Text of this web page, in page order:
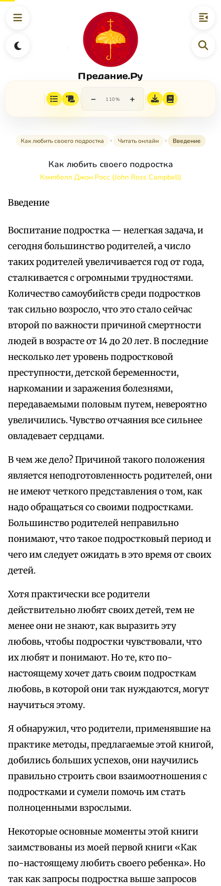
Предание.Ру
− 110% +
Как любить своего подростка Читать онлайн Введение
Как любить своего подростка
Кэмпбелл Джон Росс (John Ross Campbell)
Введение
Воспитание подростка — нелегкая задача, и
сегодня большинство родителей, а число
таких родителей увеличивается год от года,
сталкивается с огромными трудностями.
Количество самоубийств среди подростков
так сильно возросло, что это стало сейчас
второй по важности причиной смертности
людей в возрасте от 14 до 20 лет. В последние
несколько лет уровень подростковой
преступности, детской беременности,
наркомании и заражения болезнями,
передаваемыми половым путем, невероятно
увеличились. Чувство отчаяния все сильнее
овладевает сердцами.
В чем же дело? Причиной такого положения
является неподготовленность родителей, они
не имеют четкого представления о том, как
надо обращаться со своими подростками.
Большинство родителей неправильно
понимают, что такое подростковый период и
чего им следует ожидать в это время от своих
детей.
Хотя практически все родители
действительно любят своих детей, тем не
менее они не знают, как выразить эту
любовь, чтобы подростки чувствовали, что
их любят и понимают. Но те, кто по-
настоящему хочет дать своим подросткам
любовь, в которой они так нуждаются, могут
научиться этому.
Я обнаружил, что родители, применявшие на
практике методы, предлагаемые этой книгой,
добились больших успехов, они научились
правильно строить свои взаимоотношения с
подростками и сумели помочь им стать
полноценными взрослыми.
Некоторые основные моменты этой книги
заимствованы из моей первой книги «Как
по-настоящему любить своего ребенка». Но
так как запросы подростка выше запросов